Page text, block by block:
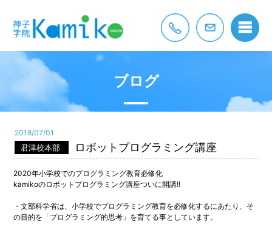
ブログ
2018/07/01
君津校本部 ロボットプログラミング講座
2020年小学校でのプログラミング教育必修化
kamikoのロボットプログラミング講座ついに開講!!
・文部科学省は、小学校でプログラミング教育を必修化するにあたり、そ
の目的を「プログラミング的思考」を育てる事としています。